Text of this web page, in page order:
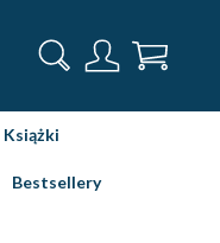
Książki
Bestsellery